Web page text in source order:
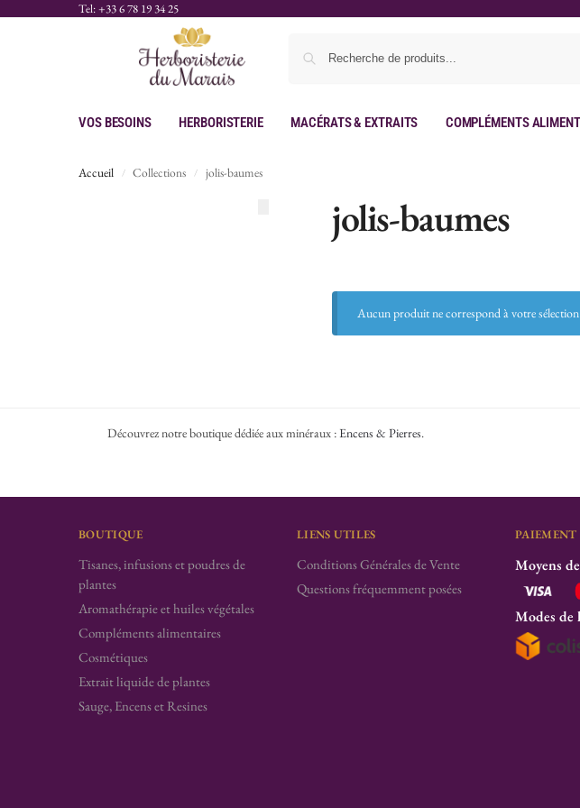
Tel: +33 6 78 19 34 25
Vos Besoins Herboristerie Macérats & Extraits Compléments
Accueil / Collections / jolis-baumes
jolis-baumes
Aucun produit ne correspond à votre
Découvrez notre boutique dédiée aux minéraux :Encens & Pierres.
BOUTIQUE
Tisanes, infusions et poudres de
plantes
Aromathérapie et huiles végétales
Compléments alimentaires
Cosmétiques
Extrait liquide de plantes
Sauge, Encens et Resines
LIENS UTILES
Conditions Générales de Vente
Questions fréquemment posées
Moyens
Modes de